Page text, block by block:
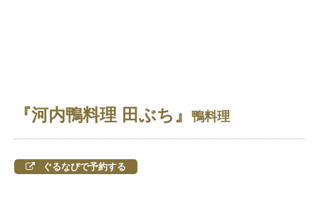
『河内鴨料理 田ぶち』 鴨料理
ぐるなびで予約する